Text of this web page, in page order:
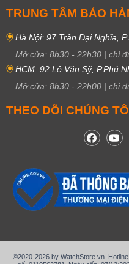
TRUNG TÂM BẢO
Hà Nội: 97 Trần Đại Nghĩa,
Mở cửa: 8h30 - 22h30 | chỉ
HCM: 92 Lê Văn Sỹ, P.Phú
Mở cửa: 8h30 - 22h00 | chỉ
THEO DÕI CHÚNG
©2020-2026 by WatchStore.vn.